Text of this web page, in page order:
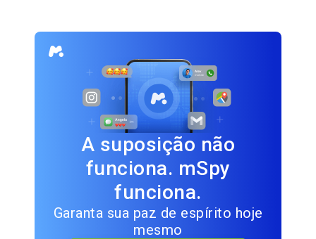
A suposição não
funciona. mSpy
funciona.
Garanta sua paz de espírito hoje
mesmo